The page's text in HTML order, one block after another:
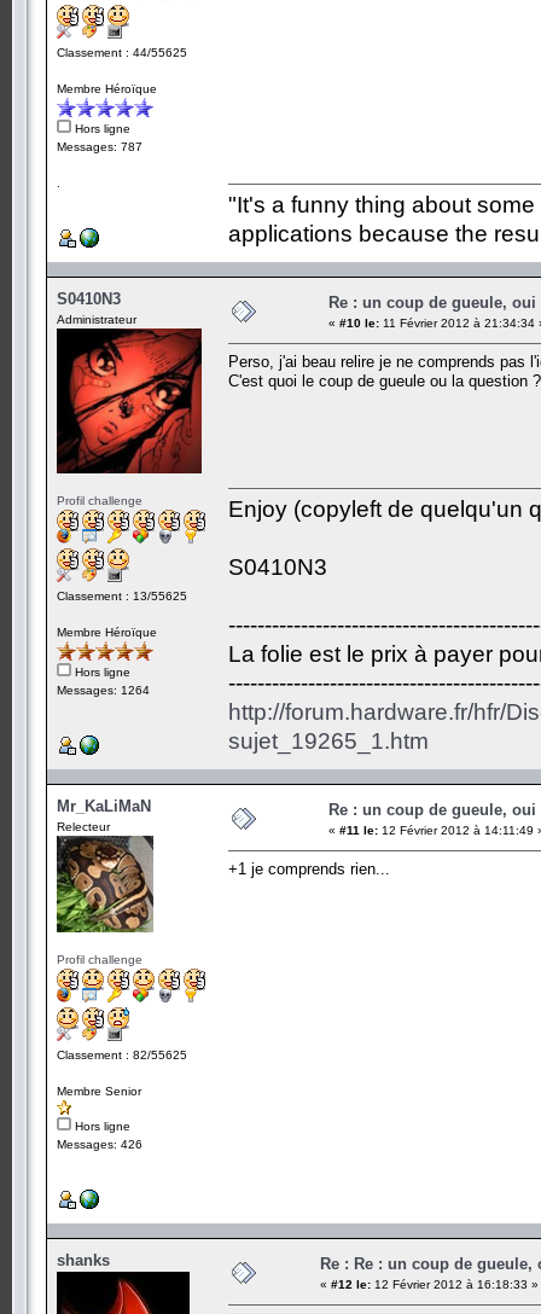
Classement : 44/55625
Membre Héroïque
Hors ligne
Messages: 787
"It's a funny thing about
applications because the
S0410N3
Administrateur
Profil challenge
Classement : 13/55625
Membre Héroïque
Hors ligne
Messages: 1264
Re : un coup de gueule, oui
« #10 le: 11 Février 2012 à 21:34:34
Perso, j'ai beau relire je ne comprends pas
C'est quoi le coup de gueule ou la question ?
Enjoy (copyleft de quelqu'un
S0410N3
La folie est le prix à payer
http://forum.hardware.fr/hfr/
sujet_19265_1.htm
Mr_KaLiMaN
Relecteur
Profil challenge
Classement : 82/55625
Membre Senior
Hors ligne
Messages: 426
Re : un coup de gueule, oui
« #11 le: 12 Février 2012 à 14:11:49
+1 je comprends rien...
shanks Re : Re : un coup de gueule,
« #12 le: 12 Février 2012 à 16:18:33 »